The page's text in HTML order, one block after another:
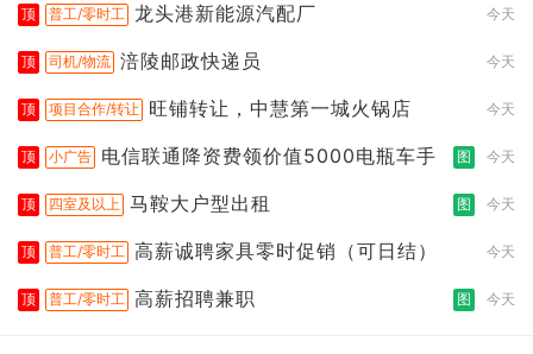
顶 普工/零时工 龙头港新能源汽配厂 今天
顶 司机/物流 涪陵邮政快递员 今天
顶 项目合作/转让 旺铺转让，中慧第一城火锅店 今天
顶 小广告 电信联通降资费领价值5000电瓶车手 图 今天
顶 四室及以上 马鞍大户型出租 图 今天
顶 普工/零时工 高薪诚聘家具零时促销（可日结） 今天
顶 普工/零时工 高薪招聘兼职 图 今天